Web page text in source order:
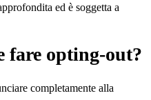
ed è soggetta a
fare opting-out?
completamente alla